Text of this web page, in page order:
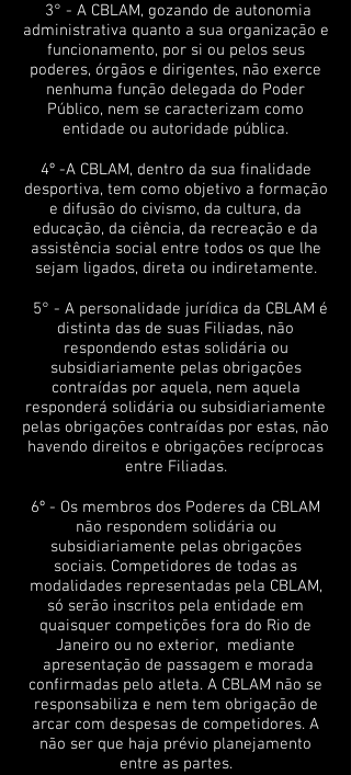
3° - A CBLAM, gozando de autonomia
administrativa quanto a sua organização e
funcionamento, por si ou pelos seus
poderes, órgãos e dirigentes, não exerce
nenhuma função delegada do Poder
Público, nem se caracterizam como
entidade ou autoridade pública.
4º -A CBLAM, dentro da sua finalidade
desportiva, tem como objetivo a formação
e difusão do civismo, da cultura, da
educação, da ciência, da recreação e da
assistência social entre todos os que lhe
sejam ligados, direta ou indiretamente.
5° - A personalidade jurídica da CBLAM é
distinta das de suas Filiadas, não
respondendo estas solidária ou
subsidiariamente pelas obrigações
contraídas por aquela, nem aquela
responderá solidária ou subsidiariamente
pelas obrigações contraídas por estas, não
havendo direitos e obrigações recíprocas
entre Filiadas.
6º - Os membros dos Poderes da CBLAM
não respondem solidária ou
subsidiariamente pelas obrigações
sociais. Competidores de todas as
modalidades representadas pela CBLAM,
só serão inscritos pela entidade em
quaisquer competições fora do Rio de
Janeiro ou no exterior, mediante
apresentação de passagem e morada
confirmadas pelo atleta. A CBLAM não se
responsabiliza e nem tem obrigação de
arcar com despesas de competidores. A
não ser que haja prévio planejamento
entre as partes.